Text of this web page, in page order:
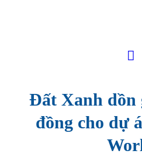
Đất Xanh dồn
đồng cho dự